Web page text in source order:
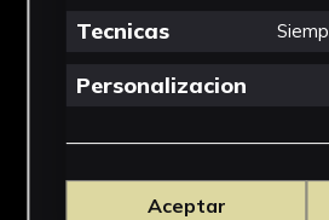
Tecnicas
Personalizacion
Aceptar